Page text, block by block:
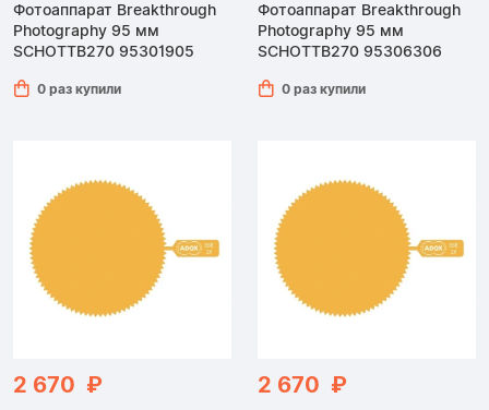
Фотоаппарат Breakthrough
Photography 95 мм
SCHOTTB270 95301905
0 раз купили
Фотоаппарат Breakthrough
Photography 95 мм
SCHOTTB270 95306306
0 раз купили
2 670 ₽ 2 670 ₽